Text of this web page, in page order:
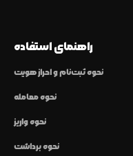
راهنمای استفاده
نحوه ثبت‌نام و احراز هویت
نحوه معامله
نحوه واریز
نحوه برداشت